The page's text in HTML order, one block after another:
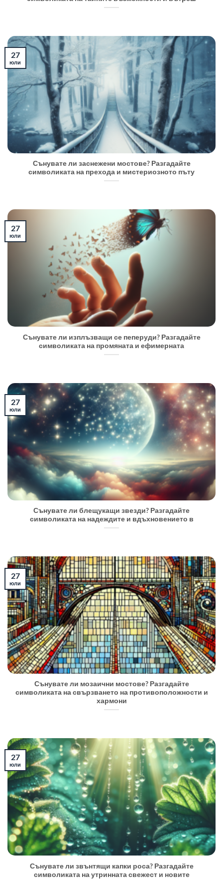
Сънувате ли заснежени мостове? Разгадайте
символиката на прехода и мистериозното пъту
27
юли
Сънувате ли изплъзващи се пеперуди? Разгадайте
символиката на промяната и ефимерната
27
юли
Сънувате ли блещукащи звезди? Разгадайте
символиката на надеждите и вдъхновението в
27
юли
Сънувате ли мозаични мостове? Разгадайте
символиката на свързването на противоположности и
хармони
27
юли
Сънувате ли звънтящи капки роса? Разгадайте
символиката на утринната свежест и новите
27
юли